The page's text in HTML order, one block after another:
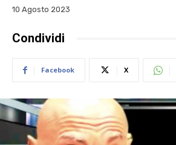
10 Agosto 2023
Condividi
Facebook X